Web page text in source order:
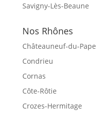
Savigny-Lès-Beaune
Nos Rhônes
Châteauneuf-du-Pape
Condrieu
Cornas
Côte-Rôtie
Crozes-Hermitage